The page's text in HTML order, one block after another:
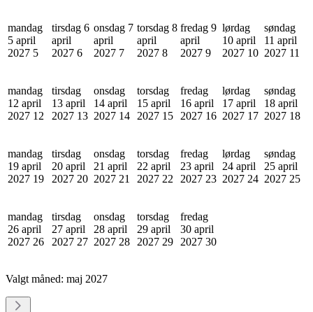
mandag
5 april
2027 5
tirsdag 6
april
2027 6
onsdag 7
april
2027 7
torsdag 8
april
2027 8
fredag 9
april
2027 9
lørdag
10 april
2027 10
søndag
11 april
2027 11
mandag
12 april
2027 12
tirsdag
13 april
2027 13
onsdag
14 april
2027 14
torsdag
15 april
2027 15
fredag
16 april
2027 16
lørdag
17 april
2027 17
søndag
18 april
2027 18
mandag
19 april
2027 19
tirsdag
20 april
2027 20
onsdag
21 april
2027 21
torsdag
22 april
2027 22
fredag
23 april
2027 23
lørdag
24 april
2027 24
søndag
25 april
2027 25
mandag
26 april
2027 26
tirsdag
27 april
2027 27
onsdag
28 april
2027 28
torsdag
29 april
2027 29
fredag
30 april
2027 30
Valgt måned: maj 2027